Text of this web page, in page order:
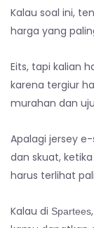
Kalau soal ini,
harga yang
Eits, tapi kalian
karena tergiur
murahan dan
Apalagi jersey
dan skuat,
harus terlihat
Kalau di Spartees